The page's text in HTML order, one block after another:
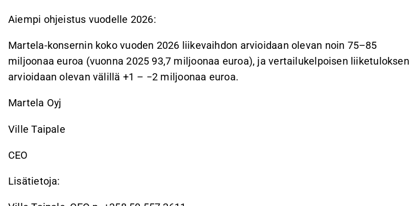
Aiempi ohjeistus vuodelle 2026:
Martela-konsernin koko vuoden 2026 liikevaihdon arvioidaan olevan noin 75–85
miljoonaa euroa (vuonna 2025 93,7 miljoonaa euroa), ja vertailukelpoisen liiketuloksen
arvioidaan olevan välillä +1 – −2 miljoonaa euroa.
Martela Oyj
Ville Taipale
CEO
Lisätietoja: